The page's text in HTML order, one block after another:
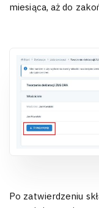
miesiąca, aż do
Po zatwierdzeniu